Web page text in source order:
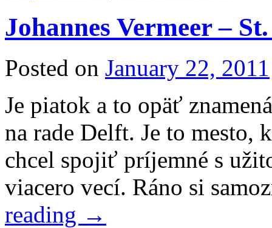
Johannes Vermeer –
Posted on January 22, 2011
Je piatok a to opäť
na rade Delft. Je to mesto,
chcel spojiť príjemné s
viacero vecí. Ráno si
reading →